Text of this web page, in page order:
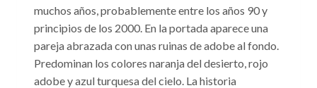
muchos años, probablemente entre los años 90 y
principios de los 2000. En la portada aparece una
pareja abrazada con unas ruinas de adobe al fondo.
Predominan los colores naranja del desierto, rojo
adobe y azul turquesa del cielo. La historia